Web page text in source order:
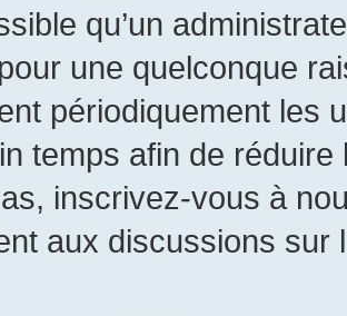
qu’un
une quelconque
périodiquement les
temps afin de
inscrivez-vous à
aux discussions sur